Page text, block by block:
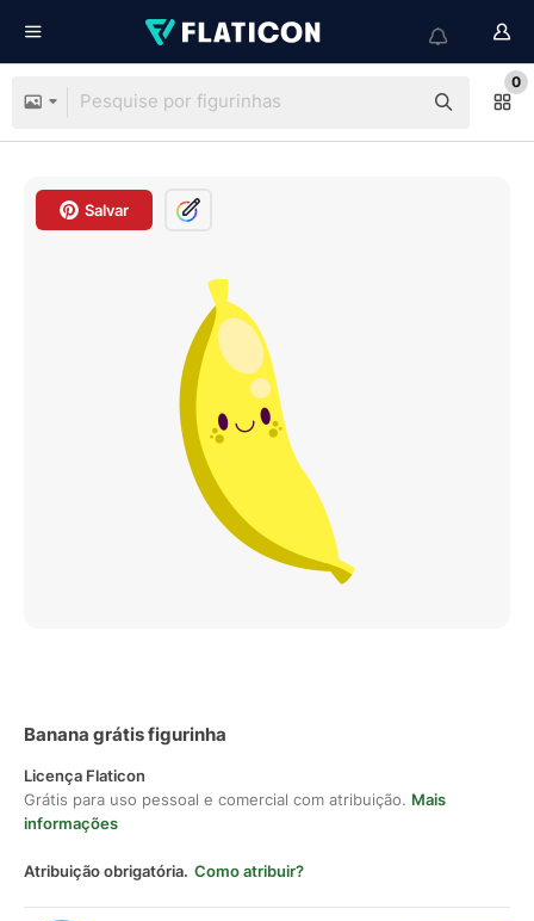
0
Salvar
Banana grátis figurinha
Licença Flaticon
Grátis para uso pessoal e comercial com atribuição. Mais
informações
Atribuição obrigatória. Como atribuir?